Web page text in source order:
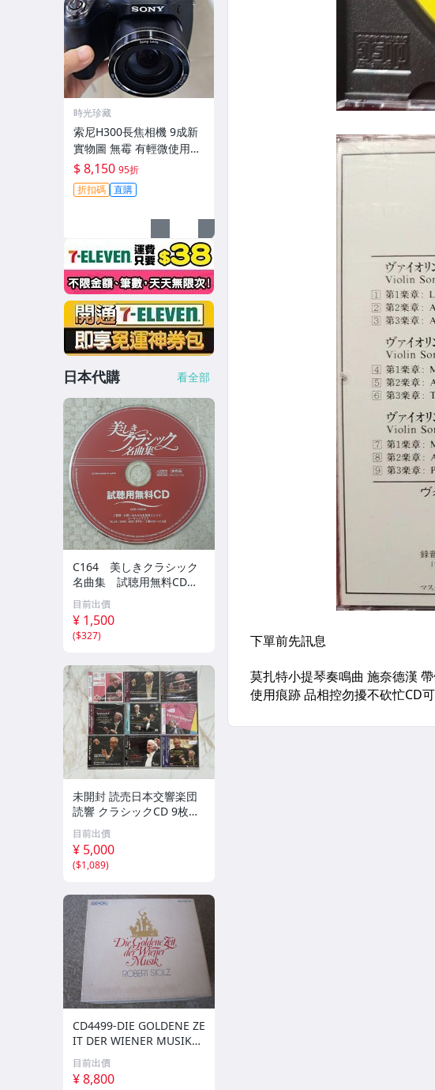
時光珍藏
索尼H300長焦相機 9成新
實物圖 無霉 有輕微使用痕
跡 機身鏡頭原裝 無拆修無
翻新-3430
$ 8,150 95折
折扣碼 直購
日本代購 看全部
C164 美しきクラシック
名曲集 試聴用無料CD
非売品 CD ジャケット
無し
目前出價
¥ 1,500
($327)
未開封 読売日本交響楽団
読響 クラシックCD 9枚セ
ット ライブ録音
目前出價
¥ 5,000
($1,089)
CD4499-DIE GOLDENE ZE
IT DER WIENER MUSIK
ウインナ・ワルツ大全集
BOX １２枚組
目前出價
¥ 8,800